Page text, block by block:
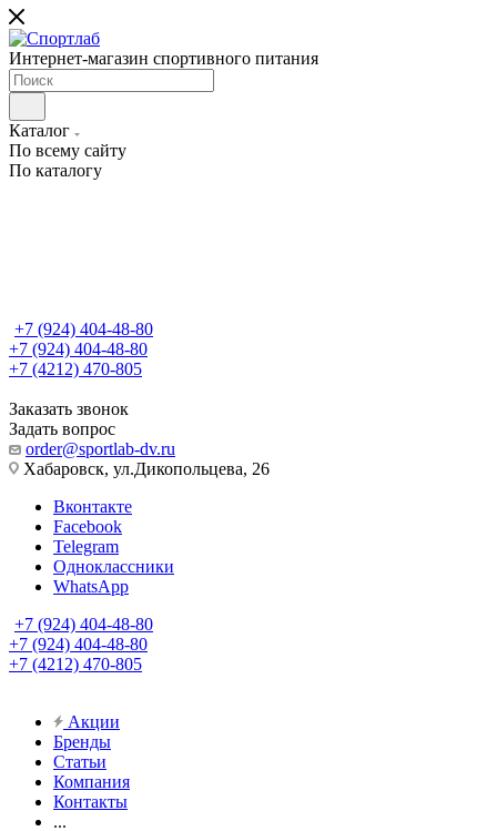
Интернет-магазин спортивного питания
Каталог
По всему сайту
По каталогу
+7 (924) 404-48-80
+7 (924) 404-48-80
+7 (4212) 470-805
Заказать звонок
Задать вопрос
order@sportlab-dv.ru
Хабаровск, ул.Дикопольцева, 26
Вконтакте
Facebook
Telegram
Одноклассники
WhatsApp
+7 (924) 404-48-80
+7 (924) 404-48-80
+7 (4212) 470-805
Акции
Бренды
Статьи
Компания
Контакты
...